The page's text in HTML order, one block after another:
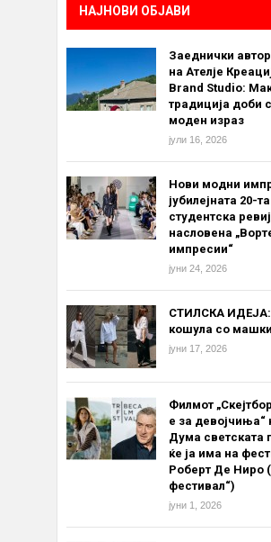
НАЈНОВИ ОБЈАВИ
Заеднички
на Ателје
Brand Studio:
традиција доби
моден израз
јули 16, 2026
Нови модни
јубилејната 20-та
студентска
насловена
импресии“
јуни 24, 2026
СТИЛСКА ИДЕЈА:
кошула со машки
јуни 17, 2026
Филмот
е за девојчиња“
Дума светската
ќе ја има на
Роберт Де Ниро
фестивал“)
јуни 1, 2026